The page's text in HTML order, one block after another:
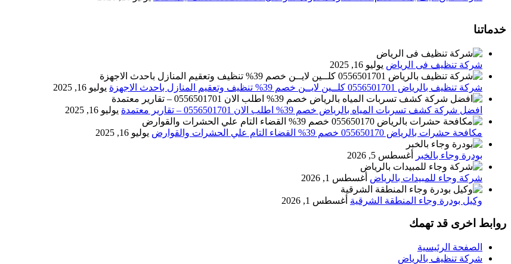
خدماتنا
شركة تنظيف فى الرياض يوليو 16, 2025
شركة تنظيف بالرياض 0556501701 كلــين لايــن خصم 39% تنظيف وتعقيم المنازل باحدث الاجهزة يوليو 16, 2025
افضل شركة كشف تسربات المياه بالرياض خصم 39% اطلب الان 0556501701‬‏ – تقارير معتمدة يوليو 16, 2025
مكافحة حشرات بالرياض 055650170 خصم 39% القضاء التام علي الحشرات والقوارض يوليو 16, 2025
بودرة وجاء بالخبر أغسطس 5, 2026
شركة وجاء للمبيدات بالرياض أغسطس 1, 2026
وكيل بودرة وجاء المنطقة الشرقية أغسطس 1, 2026
روابط اخرى قد تهمك
الصفحة الرئيسية
شركة تنظيف بالرياض